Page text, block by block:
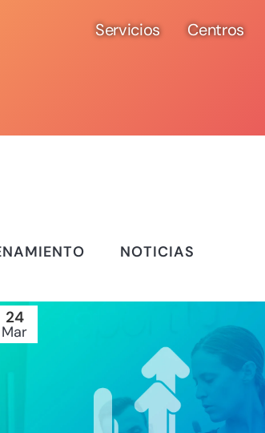
Servicios Centros
NOTICIAS
24
Mar